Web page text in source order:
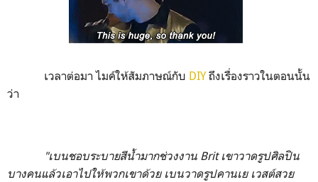
เวลาต่อมา ไมค์ให้สัมภาษณ์กับ DIY ถึงเรื่องราวในตอนนั้น
ว่า
"เบนชอบระบายสีน้ำมากช่วงงาน Brit เขาวาดรูปศิลปิน
บางคนแล้วเอาไปให้พวกเขาด้วย เบนวาดรูปคานเย เวสต์สวย